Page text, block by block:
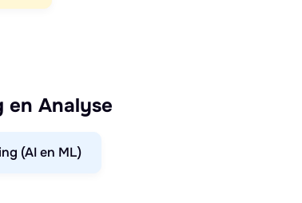
en Analyse
(AI en ML)